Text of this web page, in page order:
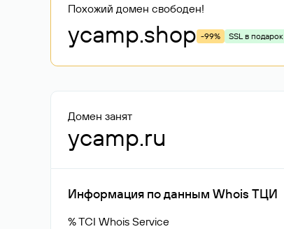
Похожий домен свободен!
ycamp.shop -99% SSL в подарок
Домен занят
ycamp.ru
Информация по данным Whois ТЦИ
% TCI Whois Service